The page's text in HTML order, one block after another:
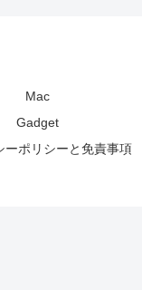
Mac
Gadget
ーポリシーと免責事項